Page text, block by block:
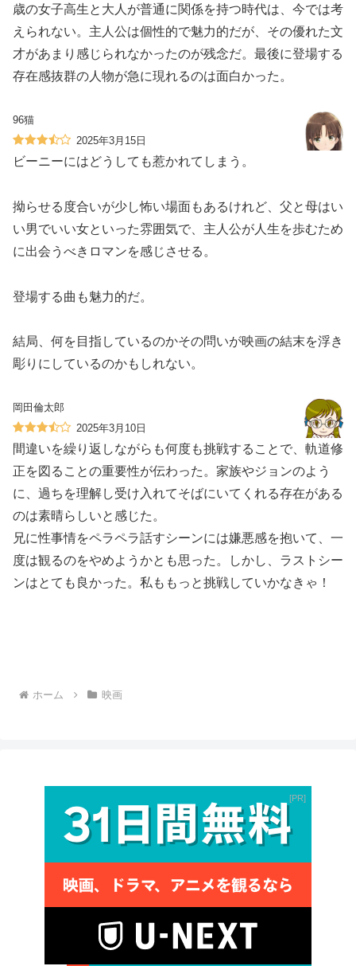
歳の女子高生と大人が普通に関係を持つ時代は、今では考
えられない。主人公は個性的で魅力的だが、その優れた文
才があまり感じられなかったのが残念だ。最後に登場する
存在感抜群の人物が急に現れるのは面白かった。
96猫
2025年3月15日
ビーニーにはどうしても惹かれてしまう。
拗らせる度合いが少し怖い場面もあるけれど、父と母はい
い男でいい女といった雰囲気で、主人公が人生を歩むため
に出会うべきロマンを感じさせる。
登場する曲も魅力的だ。
結局、何を目指しているのかその問いが映画の結末を浮き
彫りにしているのかもしれない。
岡田倫太郎
2025年3月10日
間違いを繰り返しながらも何度も挑戦することで、軌道修
正を図ることの重要性が伝わった。家族やジョンのよう
に、過ちを理解し受け入れてそばにいてくれる存在がある
のは素晴らしいと感じた。
兄に性事情をペラペラ話すシーンには嫌悪感を抱いて、一
度は観るのをやめようかとも思った。しかし、ラストシー
ンはとても良かった。私ももっと挑戦していかなきゃ！
ホーム 映画
PR